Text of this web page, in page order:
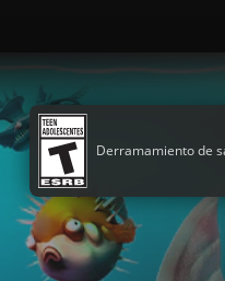
Derramamiento de